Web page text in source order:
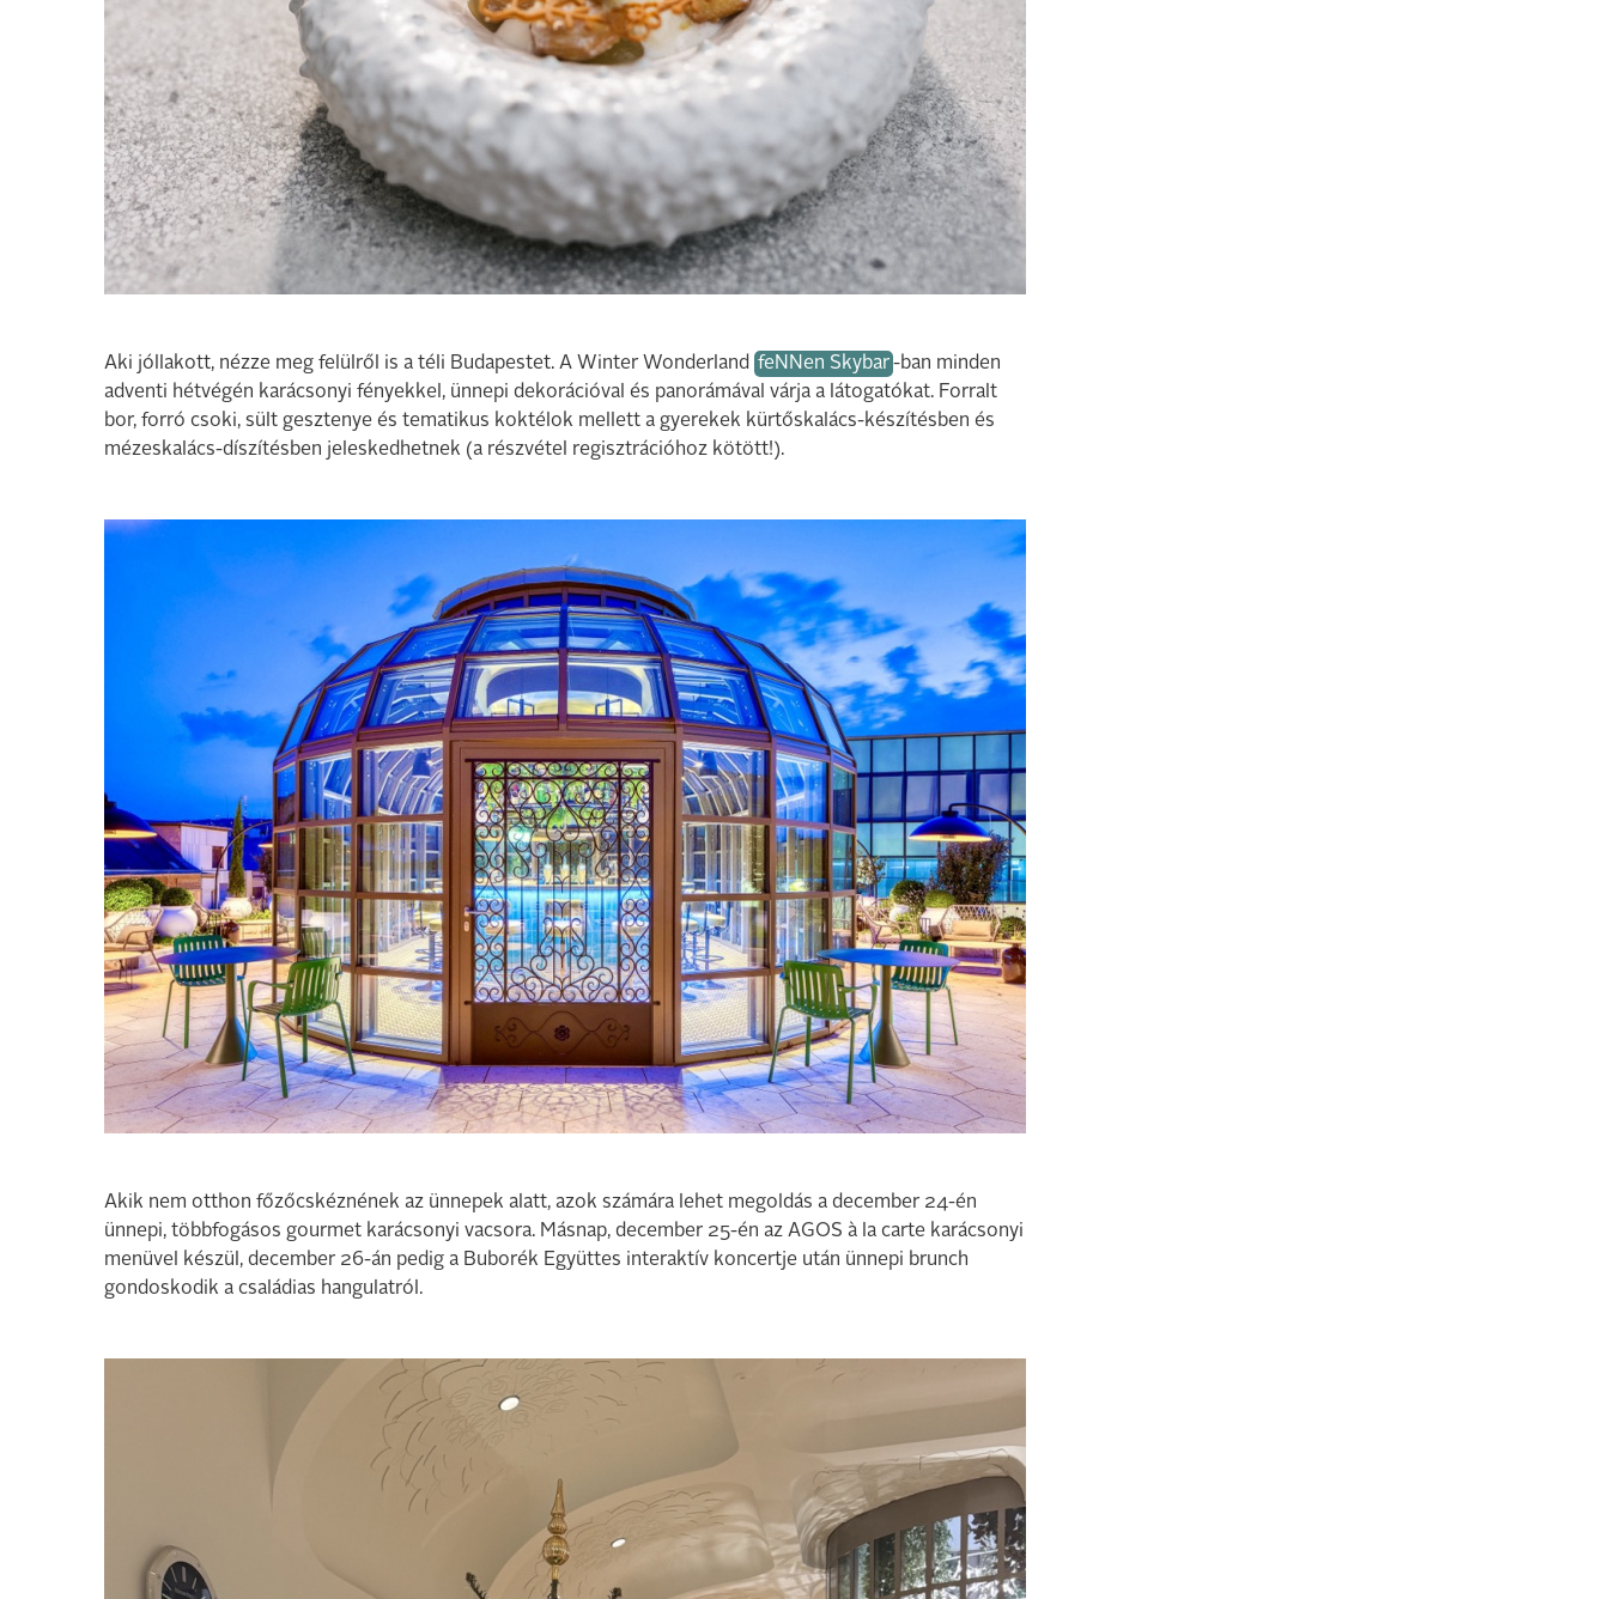
Aki jóllakott, nézze meg felülről is a téli Budapestet. A Winter Wonderland feNNen Skybar-ban minden
adventi hétvégén karácsonyi fényekkel, ünnepi dekorációval és panorámával várja a látogatókat. Forralt
bor, forró csoki, sült gesztenye és tematikus koktélok mellett a gyerekek kürtőskalács-készítésben és
mézeskalács-díszítésben jeleskedhetnek (a részvétel regisztrációhoz kötött!).
Akik nem otthon főzőcskéznének az ünnepek alatt, azok számára lehet megoldás a december 24-én
ünnepi, többfogásos gourmet karácsonyi vacsora. Másnap, december 25-én az AGOS à la carte karácsonyi
menüvel készül, december 26-án pedig a Buborék Együttes interaktív koncertje után ünnepi brunch
gondoskodik a családias hangulatról.